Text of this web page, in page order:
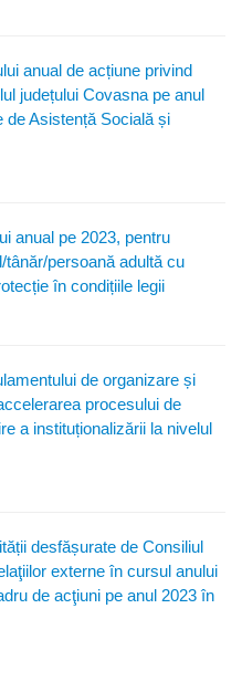
anual de acțiune privind
județului Covasna pe anul
de Asistență Socială și
anual pe 2023, pentru
persoană adultă cu
în condițiile legii
de organizare și
procesului de
a instituționalizării la nivelul
desfășurate de Consiliul
externe în cursul anului
de acţiuni pe anul 2023 în